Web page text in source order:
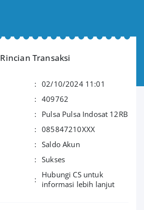
Rincian Transaksi
:
02/10/2024 11:01
:
409762
:
Pulsa Pulsa Indosat 12RB
:
085847210XXX
:
Saldo Akun
: Sukses
:
Hubungi CS untuk
informasi lebih lanjut